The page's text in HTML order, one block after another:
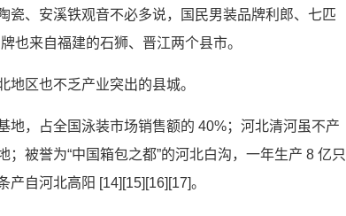
瓷、安溪铁观音不必多说，国民男装品牌利郎、七匹
也来自福建的石狮、晋江两个县市。
地区也不乏产业突出的县城。
地，占全国泳装市场销售额的 40%；河北清河虽不产
被誉为“中国箱包之都”的河北白沟，一年生产 8 亿只
自河北高阳 [14][15][16][17]。